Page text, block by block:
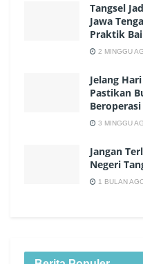
Tangsel
Jawa
Praktik
2 MINGGU
Jelang
Pastikan
Beroperasi
3 MINGGU
Jangan
Negeri
1 BULAN